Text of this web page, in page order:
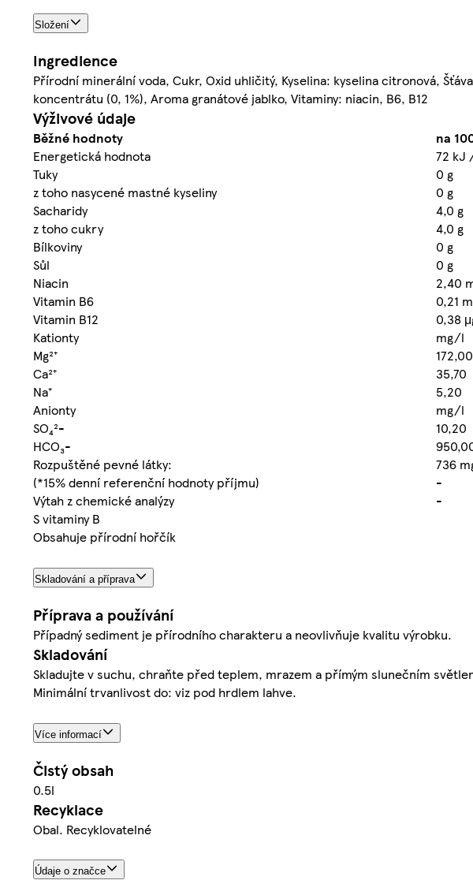
Složení
Ingredience
Přírodní minerální voda, Cukr, Oxid uhličitý, Kyselina: kyselina citronová,
koncentrátu (0, 1%), Aroma granátové jablko, Vitaminy: niacin, B6, B12
Výživové údaje
Běžné hodnoty
na
Energetická hodnota
72 kJ
Tuky
0 g
z toho nasycené mastné kyseliny
0 g
Sacharidy
4,0 g
z toho cukry
4,0 g
Bílkoviny
0 g
Sůl
0 g
Niacin
2,40
Vitamin B6
0,21
Vitamin B12
0,38
Kationty
mg/l
Mg²⁺
172,00
Ca²⁺
35,70
Na⁺
5,20
Anionty
mg/l
SO₄²-
10,20
HCO₃-
Rozpuštěné pevné látky:
736
(*15% denní referenční hodnoty příjmu)
-
Výtah z chemické analýzy
-
S vitaminy B
Obsahuje přírodní hořčík
Skladování a příprava
Příprava a používání
Případný sediment je přírodního charakteru a neovlivňuje kvalitu výrobku.
Skladování
Skladujte v suchu, chraňte před teplem, mrazem a přímým slunečním
Minimální trvanlivost do: viz pod hrdlem lahve.
Více informací
Čistý obsah
0.5l
Recyklace
Obal. Recyklovatelné
Údaje o značce